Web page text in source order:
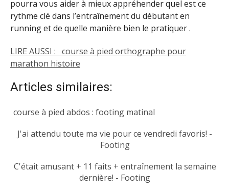
LIRE AUSSI : course à pied orthographe pour
marathon histoire
Articles similaires:
course à pied abdos : footing matinal
J'ai attendu toute ma vie pour ce vendredi favoris! -
Footing
C'était amusant + 11 faits + entraînement la semaine
dernière! - Footing